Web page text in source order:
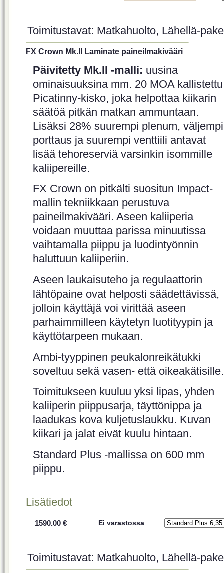
Toimitustavat: Matkahuolto, Lähellä-
FX Crown Mk.II Laminate paineilmakivääri
Päivitetty Mk.II -malli: uusina
ominaisuuksina mm. 20 MOA kallistettu
Picatinny-kisko, joka helpottaa kiikarin
säätöä pitkän matkan ammuntaan.
Lisäksi 28% suurempi plenum, väljempi
porttaus ja suurempi venttiili antavat
lisää tehoreserviä varsinkin isommille
kaliipereille.
FX Crown on pitkälti suositun Impact-
mallin tekniikkaan perustuva
paineilmakivääri. Aseen kaliiperia
voidaan muuttaa parissa minuutissa
vaihtamalla piippu ja luodintyönnin
haluttuun kaliiperiin.
Aseen laukaisuteho ja regulaattorin
lähtöpaine ovat helposti säädettävissä,
jolloin käyttäjä voi virittää aseen
parhaimmilleen käytetyn luotityypin ja
käyttötarpeen mukaan.
Ambi-tyyppinen peukalonreikätukki
soveltuu sekä vasen- että oikeakätisille.
Toimitukseen kuuluu yksi lipas, yhden
kaliiperin piippusarja, täyttönippa ja
laadukas kova kuljetuslaukku. Kuvan
kiikari ja jalat eivät kuulu hintaan.
Standard Plus -mallissa on 600 mm
piippu.
Lisätiedot
1590.00 € Ei varastossa
Toimitustavat: Matkahuolto, Lähellä-